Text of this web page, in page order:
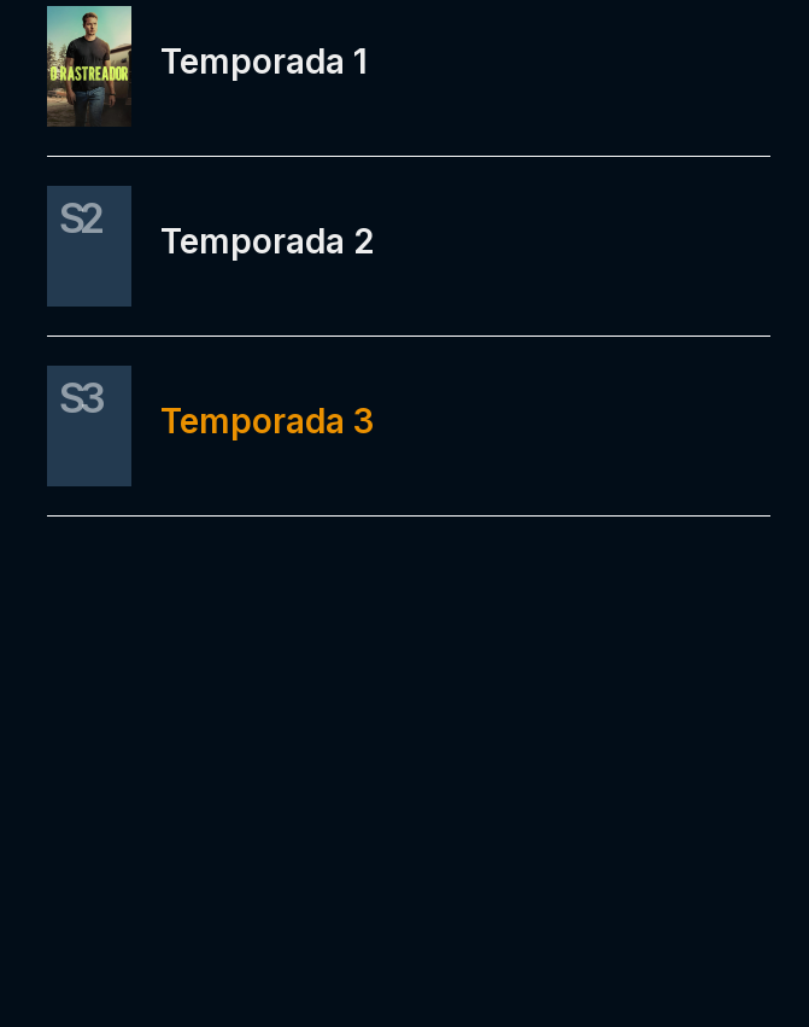
Temporada 1
S2 Temporada 2
S3 Temporada 3